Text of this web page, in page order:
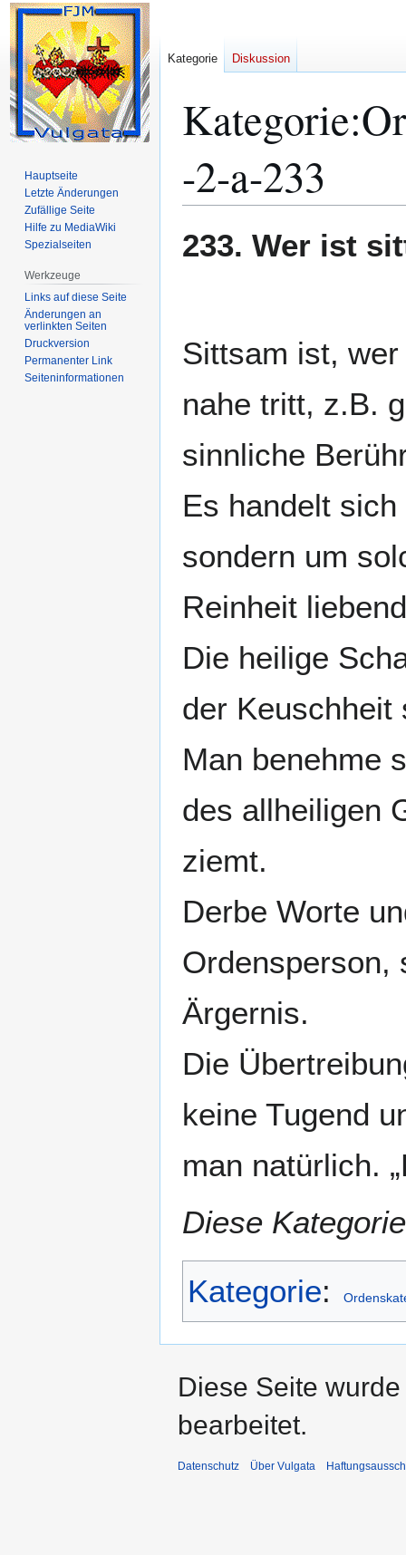
Kategorie:
-2-a-233
Navigation
Suche
233. Wer ist
Sittsam ist,
nahe tritt, z.B.
sinnliche
Es handelt
sondern um
Reinheit
Die heilige
der Keuschheit
Man benehme
des allheiligen
ziemt.
Derbe Worte
Ordensperson,
Ärgernis.
Die
keine Tugend
man natürlich.
Diese
Kategorie:
Kategorie Diskussion
Hauptseite
Letzte Änderungen
Zufällige Seite
Hilfe zu MediaWiki
Spezialseiten
Werkzeuge
Links auf diese Seite
Änderungen an
verlinkten Seiten
Druckversion
Permanenter Link
Seiten­­informationen
Diese Seite
bearbeitet.
Datenschutz Über Vulgata